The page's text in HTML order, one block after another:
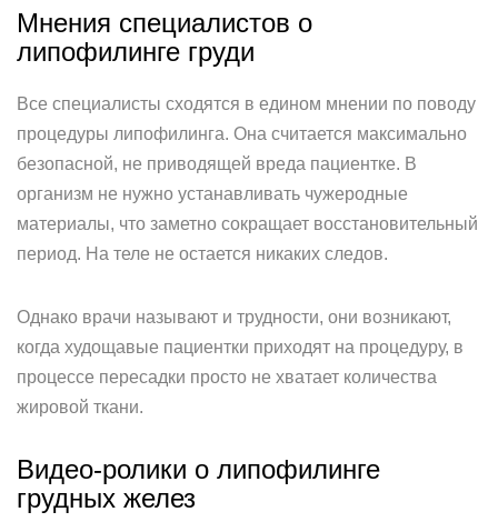
Мнения специалистов о
липофилинге груди
Все специалисты сходятся в едином мнении по поводу
процедуры липофилинга. Она считается максимально
безопасной, не приводящей вреда пациентке. В
организм не нужно устанавливать чужеродные
материалы, что заметно сокращает восстановительный
период. На теле не остается никаких следов.
Однако врачи называют и трудности, они возникают,
когда худощавые пациентки приходят на процедуру, в
процессе пересадки просто не хватает количества
жировой ткани.
Видео-ролики о липофилинге
грудных желез